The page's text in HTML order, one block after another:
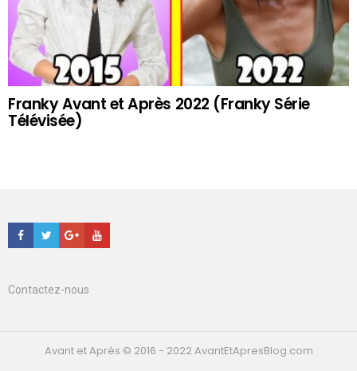
Franky Avant et Après 2022 (Franky Série
Télévisée)
Facebook
TwitterGoogle+Youtube
Contactez-nous
Avant et Après © 2016 - 2022 AvantEtApresBlog.com